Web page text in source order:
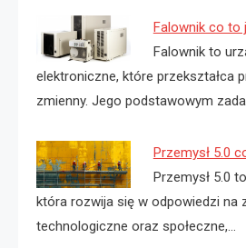
Falownik co to
Falownik to
elektroniczne, które przekształca
zmienny. Jego podstawowym
Przemysł 5.0
Przemysł 5.0
która rozwija się w odpowiedzi na
technologiczne oraz społeczne,…